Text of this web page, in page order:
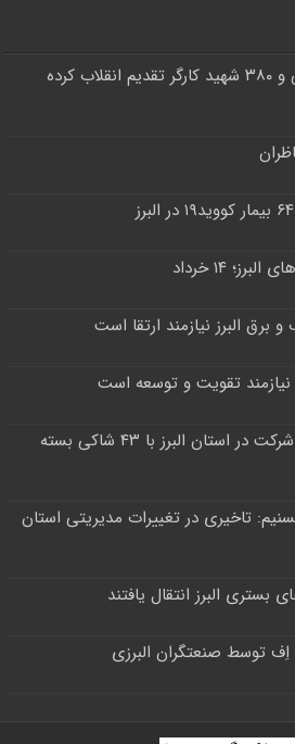
استان البرز ۹۳ شهید فرهنگی و ۳۸۰ شهید کارگر تقدیم انقلاب کرده
۱۴ خرداد
البرز نیازمند ارتقا است
تقویت و توسعه است
پرونده مسن انبوه‌سازی یک شرکت در استان البرز با ۴۳ شاکی بسته
تاخیری در تغییرات مدیریتی استان
توسط صنعتگران البرزی